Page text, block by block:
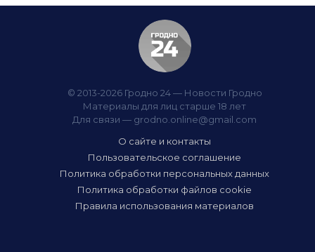
© 2013-2026 Гродно 24 — Новости Гродно
Материалы для лиц старше 18 лет
Для связи — grodno.online@gmail.com
О сайте и контакты
Пользовательское соглашение
Политика обработки персональных данных
Политика обработки файлов cookie
Правила использования материалов